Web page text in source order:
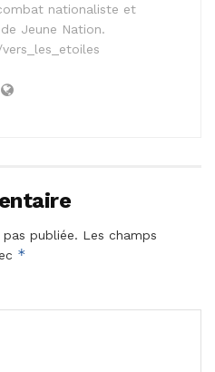
nationaliste et
Jeune Nation.
publiée. Les champs
*